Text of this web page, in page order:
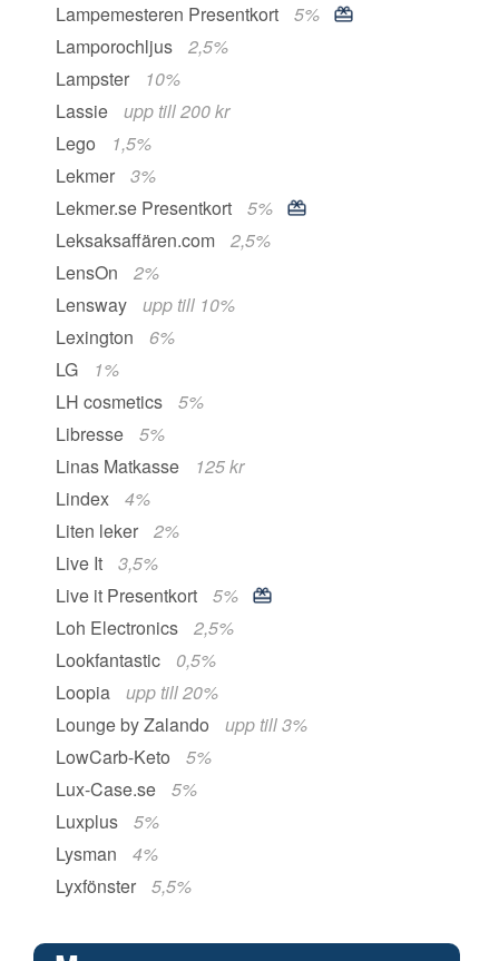
Lampemesteren Presentkort
5%
Lamporochljus
2,5%
Lampster
10%
Lassie
upp till 200 kr
Lego
1,5%
Lekmer
3%
Lekmer.se Presentkort
5%
Leksaksaffären.com
2,5%
LensOn
2%
Lensway
upp till 10%
Lexington
6%
LG
1%
LH cosmetics
5%
Libresse
5%
Linas Matkasse
125 kr
Lindex
4%
Liten leker
2%
Live It
3,5%
Live it Presentkort
5%
Loh Electronics
2,5%
Lookfantastic
0,5%
Loopia
upp till 20%
Lounge by Zalando
upp till 3%
LowCarb-Keto
5%
Lux-Case.se
5%
Luxplus
5%
Lysman
4%
Lyxfönster
5,5%